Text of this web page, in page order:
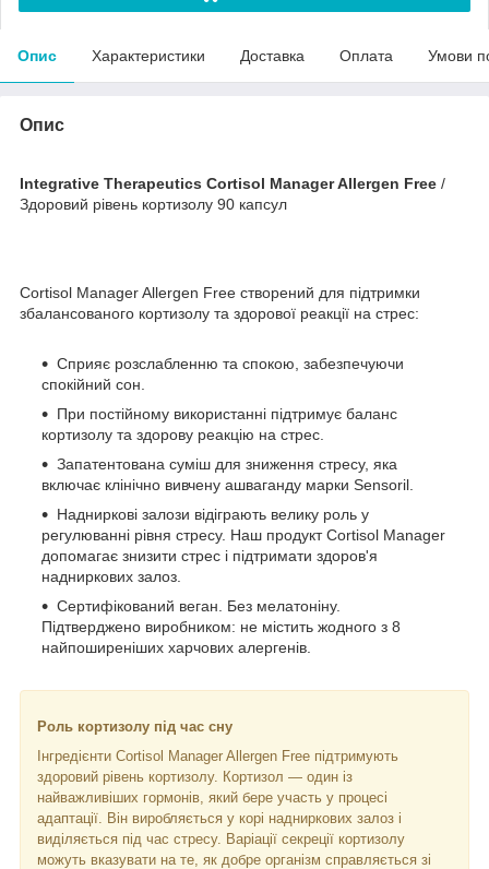
Опис Характеристики Доставка Оплата Умови
Опис
Integrative Therapeutics Cortisol Manager Allergen Free /
Здоровий рівень кортизолу 90 капсул
Cortisol Manager Allergen Free створений для підтримки
збалансованого кортизолу та здорової реакції на стрес:
Сприяє розслабленню та спокою, забезпечуючи
спокійний сон.
При постійному використанні підтримує баланс
кортизолу та здорову реакцію на стрес.
Запатентована суміш для зниження стресу, яка
включає клінічно вивчену ашваганду марки Sensoril.
Надниркові залози відіграють велику роль у
регулюванні рівня стресу. Наш продукт Cortisol Manager
допомагає знизити стрес і підтримати здоров'я
надниркових залоз.
Сертифікований веган. Без мелатоніну.
Підтверджено виробником: не містить жодного з 8
найпоширеніших харчових алергенів.
Роль кортизолу під час сну
Інгредієнти Cortisol Manager Allergen Free підтримують
здоровий рівень кортизолу. Кортизол — один із
найважливіших гормонів, який бере участь у процесі
адаптації. Він виробляється у корі надниркових залоз і
виділяється під час стресу. Варіації секреції кортизолу
можуть вказувати на те, як добре організм справляється зі